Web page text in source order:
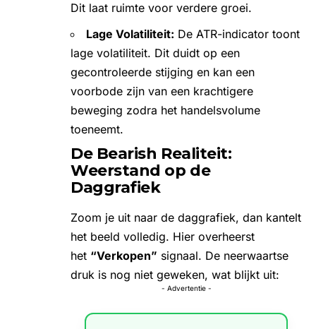
Dit laat ruimte voor verdere groei.
Lage Volatiliteit: De ATR-indicator toont
lage volatiliteit. Dit duidt op een
gecontroleerde stijging en kan een
voorbode zijn van een krachtigere
beweging zodra het handelsvolume
toeneemt.
De Bearish Realiteit:
Weerstand op de
Daggrafiek
Zoom je uit naar de daggrafiek, dan kantelt
het beeld volledig. Hier overheerst
het “Verkopen” signaal. De neerwaartse
druk is nog niet geweken, wat blijkt uit:
- Advertentie -